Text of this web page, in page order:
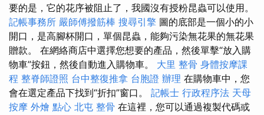
要的是，它的花序被阻止了，我國沒有授粉昆蟲可以使用。
記帳事務所 嚴師傅撥筋棒 搜尋引擎 圖的底部是一個小的小
開口，是高腳杯開口，單個昆蟲，能夠污染無花果的無花果
贈款。 在網絡商店中選擇您想要的產品，然後單擊“放入購
物車”按鈕，然後自動進入購物車。 大里 整骨 身體按摩課
程 整脊師證照 台中整復推拿 台胞證 辦理 在購物車中，您
會在選定產品下找到“折扣”窗口。 記帳士 行政程序法 天母
按摩 外燴 點心 北屯 整骨 在這裡，您可以通過複製代碼或